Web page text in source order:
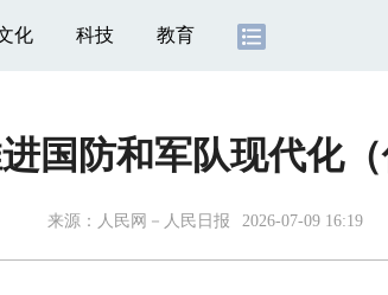
化 科技 教育
国防和军队现代化（
来源： 人民网－人民日报 2026-07-09 16:19